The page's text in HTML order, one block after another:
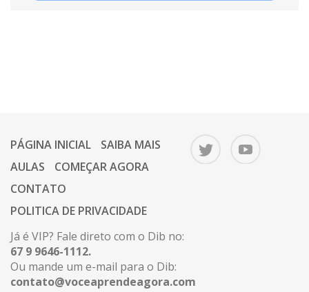
PÁGINA INICIAL
SAIBA MAIS
AULAS
COMEÇAR AGORA
CONTATO
POLITICA DE PRIVACIDADE
Já é VIP? Fale direto com o Dib no:
67 9 9646-1112.
Ou mande um e-mail para o Dib:
contato@voceaprendeagora.com